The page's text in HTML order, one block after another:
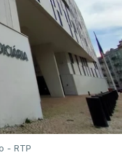
- RTP